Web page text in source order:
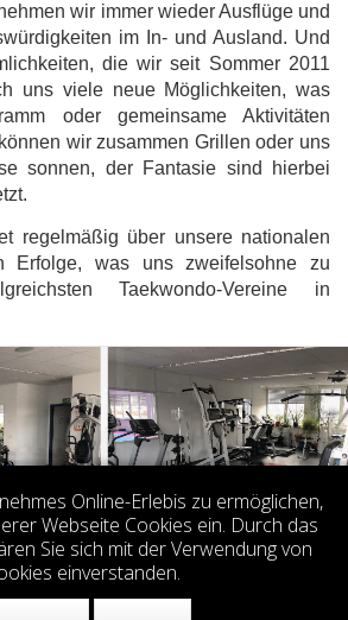
wir immer wieder Ausflüge und
im In- und Ausland. Und
die wir seit Sommer 2011
uns viele neue Möglichkeiten, was
oder gemeinsame Aktivitäten
wir zusammen Grillen oder uns
sonnen, der Fantasie sind hierbei
regelmäßig über unsere nationalen
Erfolge, was uns zweifelsohne zu
Taekwondo-Vereine in
TKD Center Stuttgart e.V.
Online-Erlebis zu ermöglichen,
Webseite Cookies ein. Durch das
Sie sich mit der Verwendung von
einverstanden.